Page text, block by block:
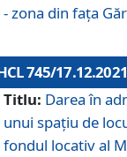
- zona din faţa
745/17.12.2021
Titlu: Darea în
unui spațiu de
fondul locativ al